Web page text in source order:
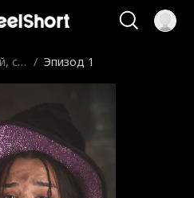
см / Эпизод 1